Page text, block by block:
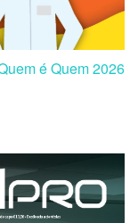
é Quem 2026